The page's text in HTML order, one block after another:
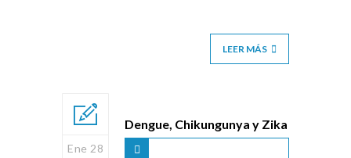
LEER MÁS
Ene 28
Dengue, Chikungunya y Zika